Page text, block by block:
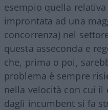
esempio quella
improntata ad una
concorrenza) nel
questa asseconda e
che, prima o poi,
problema è sempre
nella velocità con cui
dagli incumbent si fa